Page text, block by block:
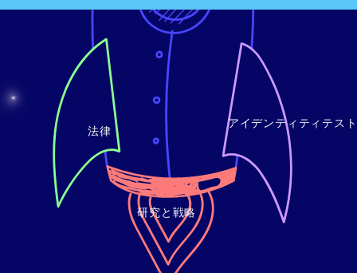
法律
アイデンティティテスト
研究と戦略